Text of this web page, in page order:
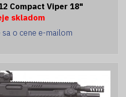
Compact Viper 18"
skladom
o cene e-mailom